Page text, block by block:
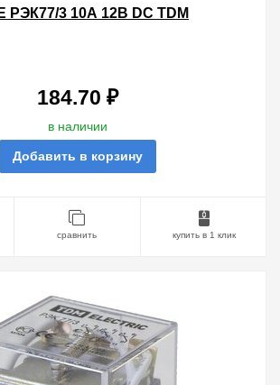
РЭК77/3 10А 12В DC TDM
184.70 ₽
в наличии
Добавить в корзину
сравнить купить в 1 клик